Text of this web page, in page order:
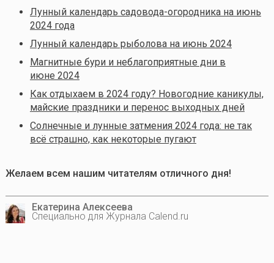
Лунный календарь садовода-огородника на июнь
2024 года
Лунный календарь рыболова на июнь 2024
Магнитные бури и неблагоприятные дни в
июне 2024
Как отдыхаем в 2024 году? Новогодние каникулы,
майские праздники и перенос выходных дней
Солнечные и лунные затмения 2024 года: не так
всё страшно, как некоторые пугают
Желаем всем нашим читателям отличного дня!
Екатерина Алексеева
Специально для Журнала Calend.ru